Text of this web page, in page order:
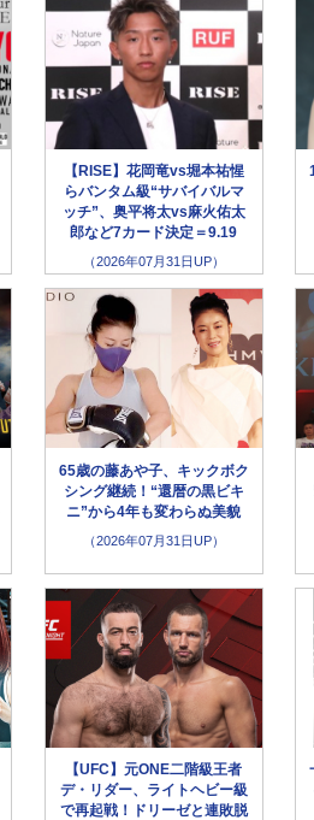
【RISE】花岡竜vs堀本祐惺
らバンタム級“サバイバルマ
ッチ”、奥平将太vs麻火佑太
郎など7カード決定＝9.19
（2026年07月31日UP）
65歳の藤あや子、キックボク
シング継続！“還暦の黒ビキ
ニ”から4年も変わらぬ美貌
（2026年07月31日UP）
【UFC】元ONE二階級王者
デ・リダー、ライトヘビー級
で再起戦！ドリーゼと連敗脱